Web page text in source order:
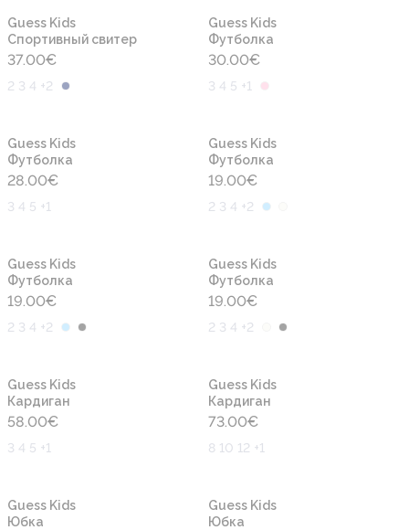
Guess Kids
Cпортивный свитер
37.00€
2 3 4 +2
Guess Kids
Футболка
30.00€
3 4 5 +1
Guess Kids
Футболка
28.00€
3 4 5 +1
Guess Kids
Футболка
19.00€
2 3 4 +2
Guess Kids
Футболка
19.00€
2 3 4 +2
Guess Kids
Футболка
19.00€
2 3 4 +2
Guess Kids
Кардиган
58.00€
3 4 5 +1
Guess Kids
Кардиган
73.00€
8 10 12 +1
Guess Kids
Юбка
Guess Kids
Юбка